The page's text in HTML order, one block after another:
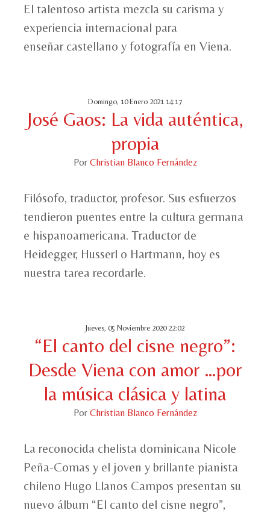
El talentoso artista mezcla su carisma y
experiencia internacional para
enseñar castellano y fotografía en Viena.
Domingo, 10 Enero 2021 14:17
José Gaos: La vida auténtica,
propia
Por Christian Blanco Fernández
Filósofo, traductor, profesor. Sus esfuerzos
tendieron puentes entre la cultura germana
e hispanoamericana. Traductor de
Heidegger, Husserl o Hartmann, hoy es
nuestra tarea recordarle.
Jueves, 05 Noviembre 2020 22:02
“El canto del cisne negro”:
Desde Viena con amor …por
la música clásica y latina
Por Christian Blanco Fernández
La reconocida chelista dominicana Nicole
Peña-Comas y el joven y brillante pianista
chileno Hugo Llanos Campos presentan su
nuevo álbum “El canto del cisne negro”,